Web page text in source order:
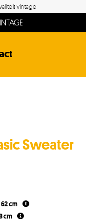
vintage
Sweater
cm
cm